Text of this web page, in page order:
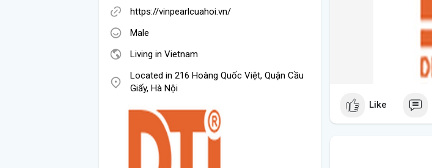
https://vinpearlcuahoi.vn/
Male
Living in Vietnam
Located in 216 Hoàng Quốc Việt, Quận Cầu
Giấy, Hà Nội
Like